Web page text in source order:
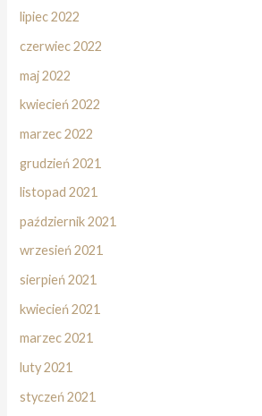
lipiec 2022
czerwiec 2022
maj 2022
kwiecień 2022
marzec 2022
grudzień 2021
listopad 2021
październik 2021
wrzesień 2021
sierpień 2021
kwiecień 2021
marzec 2021
luty 2021
styczeń 2021